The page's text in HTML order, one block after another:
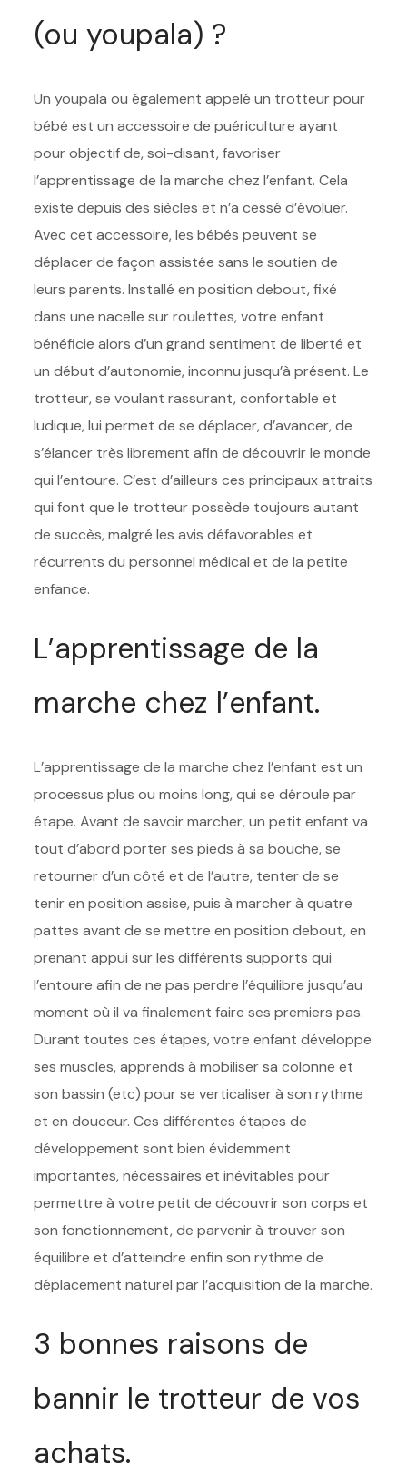
(ou youpala) ?
Un youpala ou également appelé un trotteur pour
bébé est un accessoire de puériculture ayant
pour objectif de, soi-disant, favoriser
l’apprentissage de la marche chez l’enfant. Cela
existe depuis des siècles et n’a cessé d’évoluer.
Avec cet accessoire, les bébés peuvent se
déplacer de façon assistée sans le soutien de
leurs parents. Installé en position debout, fixé
dans une nacelle sur roulettes, votre enfant
bénéficie alors d’un grand sentiment de liberté et
un début d’autonomie, inconnu jusqu’à présent. Le
trotteur, se voulant rassurant, confortable et
ludique, lui permet de se déplacer, d’avancer, de
s’élancer très librement afin de découvrir le monde
qui l’entoure. C’est d’ailleurs ces principaux attraits
qui font que le trotteur possède toujours autant
de succès, malgré les avis défavorables et
récurrents du personnel médical et de la petite
enfance.
L’apprentissage de la
marche chez l’enfant.
L’apprentissage de la marche chez l’enfant est un
processus plus ou moins long, qui se déroule par
étape. Avant de savoir marcher, un petit enfant va
tout d’abord porter ses pieds à sa bouche, se
retourner d’un côté et de l’autre, tenter de se
tenir en position assise, puis à marcher à quatre
pattes avant de se mettre en position debout, en
prenant appui sur les différents supports qui
l’entoure afin de ne pas perdre l’équilibre jusqu’au
moment où il va finalement faire ses premiers pas.
Durant toutes ces étapes, votre enfant développe
ses muscles, apprends à mobiliser sa colonne et
son bassin (etc) pour se verticaliser à son rythme
et en douceur. Ces différentes étapes de
développement sont bien évidemment
importantes, nécessaires et inévitables pour
permettre à votre petit de découvrir son corps et
son fonctionnement, de parvenir à trouver son
équilibre et d’atteindre enfin son rythme de
déplacement naturel par l’acquisition de la marche.
3 bonnes raisons de
bannir le trotteur de vos
achats.